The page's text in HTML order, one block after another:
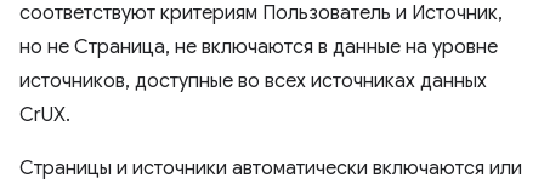
соответствуют критериям Пользователь и Источник,
но не Страница, не включаются в данные на уровне
источников, доступные во всех источниках данных
CrUX.
Страницы и источники автоматически включаются или